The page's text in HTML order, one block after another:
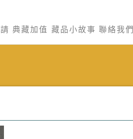
典藏加值 藏品小故事 聯絡我們